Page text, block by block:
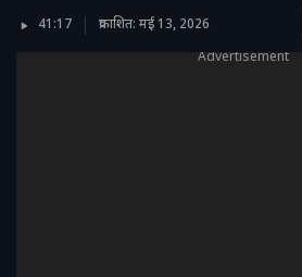
41:17 प्रकाशित: मई 13, 2026
Advertisement